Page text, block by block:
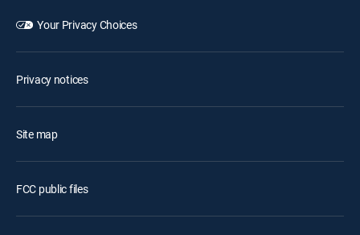
Your Privacy Choices
Privacy notices
Site map
FCC public files